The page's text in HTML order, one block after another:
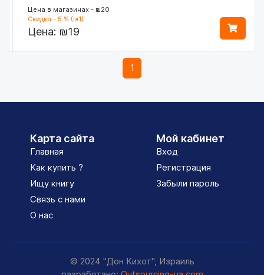
Цена в магазинах - ₪20
Скидка - 5 % (₪1)
Цена: ₪19
1
Карта сайта
Главная
Как купить ?
Ищу книгу
Связь с нами
О нас
Мой кабинет
Вход
Регистрация
Забыли пароль
© 2024 "Дон Кихот", Израиль